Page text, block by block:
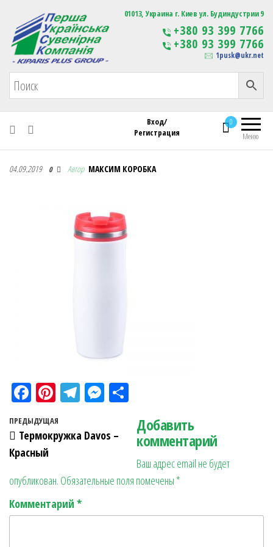
Первая Украинская Сувенирная Компания Изготовление
сувенирной продукции
с логотипом
01013, Украина г. Киев ул. Будиндустрии 9
+380 93 399 7766
+380 93 399 7766
1pusk@ukr.net
Меню
0
Вход/
Регистрация
Первая Украинская Сувенирная Компания
04.09.2019 0 Автор МАКСИМ КОРОБКА
Fa
ce
bo
ok
Pi
nt
er
es
t
Te
gr
M
se
r
ра
в
ит
ь
Навигация по записям
Предыдущая запись
ПРЕДЫДУЩАЯ
Термокружка Davos –
Красный
Добавить
комментарий
Ваш адрес email не будет
опубликован. Обязательные поля помечены *
Комментарий *